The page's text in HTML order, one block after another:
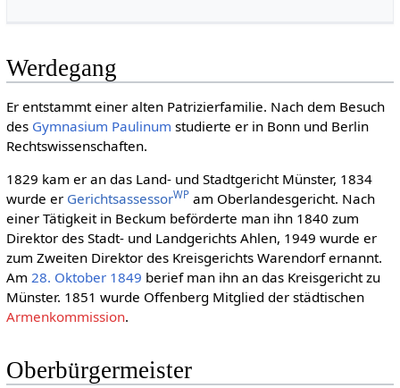
Werdegang
Er entstammt einer alten Patrizierfamilie. Nach dem Besuch
des Gymnasium Paulinum studierte er in Bonn und Berlin
Rechtswissenschaften.
1829 kam er an das Land- und Stadtgericht Münster, 1834
wurde er GerichtsassessorWPam Oberlandesgericht. Nach
einer Tätigkeit in Beckum beförderte man ihn 1840 zum
Direktor des Stadt- und Landgerichts Ahlen, 1949 wurde er
zum Zweiten Direktor des Kreisgerichts Warendorf ernannt.
Am 28. Oktober 1849 berief man ihn an das Kreisgericht zu
Münster. 1851 wurde Offenberg Mitglied der städtischen
Armenkommission.
Oberbürgermeister